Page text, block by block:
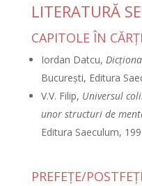
LITERATURĂ
CAPITOLE ÎN
Iordan Datcu,
Bucureşti, Editura
V.V. Filip, Universul
unor structuri de
Editura Saeculum,
PREFEŢE/